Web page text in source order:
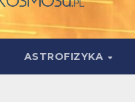
ASTROFIZYKA